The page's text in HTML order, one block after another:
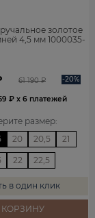
золотое
4,5 мм 1000035-
61 190 ₽ -20%
₽ x 6 платежей
размер:
20 20,5 21
22 22,5
в один клик
КОРЗИНУ